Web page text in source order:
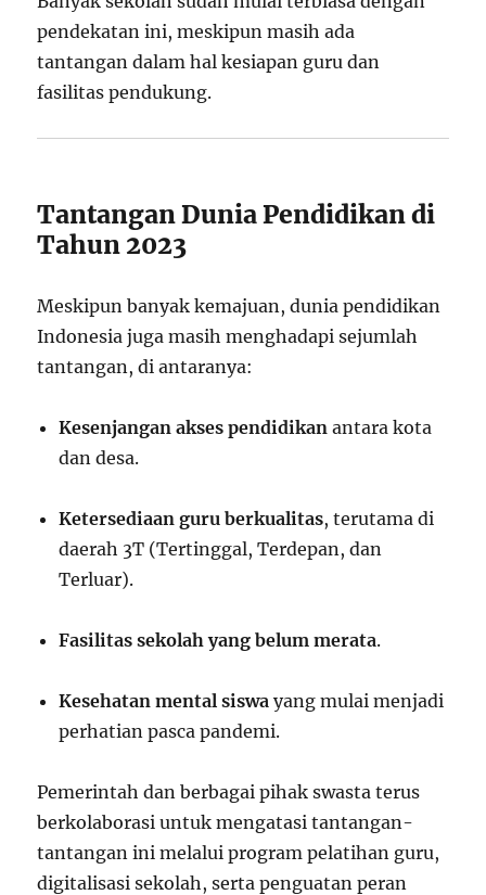
pendekatan ini, meskipun masih ada
tantangan dalam hal kesiapan guru dan
fasilitas pendukung.
Tantangan Dunia Pendidikan di
Tahun 2023
Meskipun banyak kemajuan, dunia pendidikan
Indonesia juga masih menghadapi sejumlah
tantangan, di antaranya:
Kesenjangan akses pendidikan antara kota
dan desa.
Ketersediaan guru berkualitas, terutama di
daerah 3T (Tertinggal, Terdepan, dan
Terluar).
Fasilitas sekolah yang belum merata.
Kesehatan mental siswa yang mulai menjadi
perhatian pasca pandemi.
Pemerintah dan berbagai pihak swasta terus
berkolaborasi untuk mengatasi tantangan-
tantangan ini melalui program pelatihan guru,
digitalisasi sekolah, serta penguatan peran